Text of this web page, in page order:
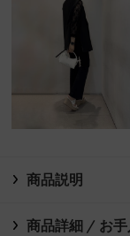
商品説明
商品詳細 / お